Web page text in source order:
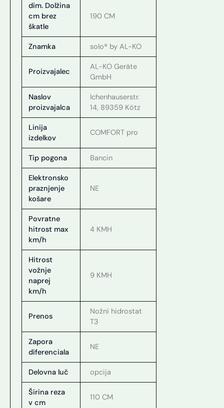
dim. Dolžina
cm brez
škatle
190 CM
Znamka solo® by AL-KO
Proizvajalec
AL-KO Geräte
GmbH
Naslov
proizvajalca
Ichenhauserstr.
14, 89359 Kötz
Linija
izdelkov
COMFORT pro
Tip pogona Bancin
Elektronsko
praznjenje
košare
NE
Povratne
hitrost max
km/h
4 KMH
Hitrost
vožnje
naprej
km/h
9 KMH
Prenos
Nožni hidrostat
T3
Zapora
diferenciala
NE
Delovna luč opcija
Širina reza
v cm
110 CM